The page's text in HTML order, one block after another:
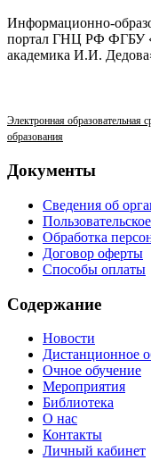
Информационно-
портал ГНЦ РФ ФГБУ
академика И.И.
Электронная
образования
Документы
Сведения об
Обработка
Договор оферты
Способы оплаты
Содержание
Новости
Дистанционное
Очное обучение
Мероприятия
Библиотека
О нас
Контакты
Личный кабинет